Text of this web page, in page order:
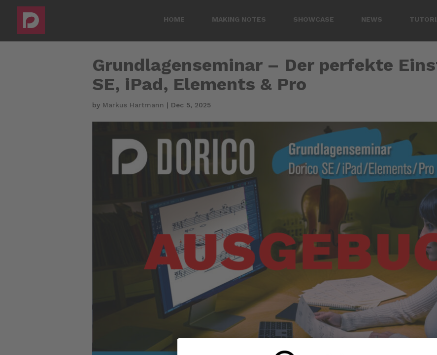
HOME MAKING NOTES SHOWCASE NEWS
Grundlagenseminar – Der perfekte
SE, iPad, Elements & Pro
by Markus Hartmann | Dec 5, 2025